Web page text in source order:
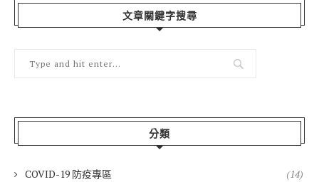
文章關鍵字搜尋
分類
COVID-19 防疫專區 (14)